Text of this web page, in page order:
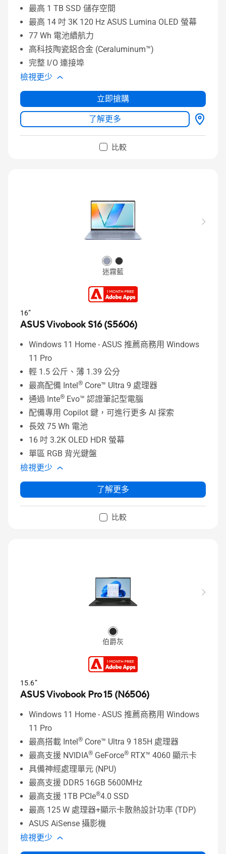
最高 1 TB SSD 儲存空間
最高 14 吋 3K 120 Hz ASUS Lumina OLED 螢幕
77 Wh 電池續航力
高科技陶瓷鋁合金 (Ceraluminum™)
完整 I/O 連接埠
檢視更少
立即搶購
了解更多
比較
迷霧藍
16”
ASUS Vivobook S16 (S5606)
Windows 11 Home - ASUS 推薦商務用 Windows
11 Pro
輕 1.5 公斤、薄 1.39 公分
最高配備 Intel® Core™ Ultra 9 處理器
通過 Inte® Evo™ 認證筆記型電腦
配備專用 Copilot 鍵，可進行更多 AI 探索
長效 75 Wh 電池
16 吋 3.2K OLED HDR 螢幕
單區 RGB 背光鍵盤
檢視更少
了解更多
比較
伯爵灰
15.6”
ASUS Vivobook Pro 15 (N6506)
Windows 11 Home - ASUS 推薦商務用 Windows
11 Pro
最高搭載 Intel® Core™ Ultra 9 185H 處理器
最高支援 NVIDIA® GeForce® RTX™ 4060 顯示卡
具備神經處理單元 (NPU)
最高支援 DDR5 16GB 5600MHz
最高支援 1TB PCIe®4.0 SSD
最高 125 W 處理器+顯示卡散熱設計功率 (TDP)
ASUS AiSense 攝影機
檢視更少